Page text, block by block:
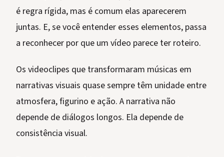
é regra rígida, mas é comum elas aparecerem
juntas. E, se você entender esses elementos, passa
a reconhecer por que um vídeo parece ter roteiro.
Os videoclipes que transformaram músicas em
narrativas visuais quase sempre têm unidade entre
atmosfera, figurino e ação. A narrativa não
depende de diálogos longos. Ela depende de
consistência visual.